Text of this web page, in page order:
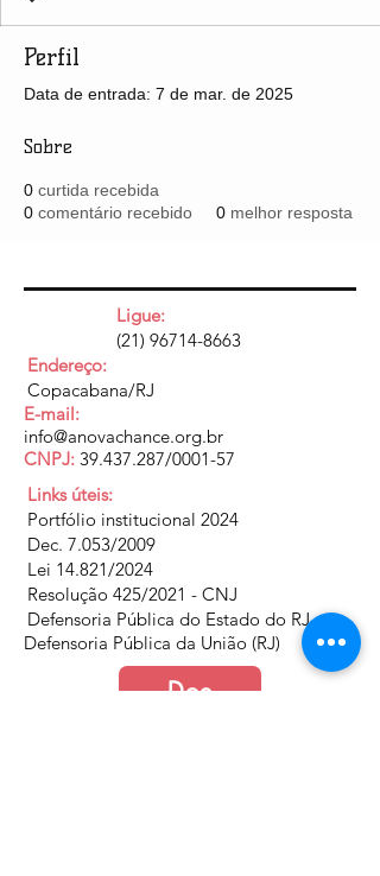
Perfil
Data de entrada: 7 de mar. de 2025
Sobre
0 curtida recebida
0 comentário recebido 0 melhor resposta
Ligue:
(21) 96714-8663
Endereço:
Copacabana/RJ
E-mail:
info@anovachance.org.br
CNPJ: 39.437.287/0001-57
Links úteis:
Portfólio institucional 2024
Dec. 7.053/2009
Lei 14.821/2024
Resolução 425/2021 - CNJ
Defensoria Pública do Estado do RJ
Defensoria Pública da União (RJ)
Doe